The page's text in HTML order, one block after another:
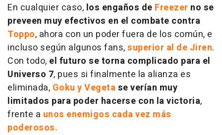
En cualquier caso, los engaños de Freezer no se
preveen muy efectivos en el combate contra
Toppo, ahora con un poder fuera de los común, e
incluso según algunos fans,superior al de Jiren.
Con todo, el futuro se torna complicado para el
Universo 7, pues si finalmente la alianza es
eliminada, Goku y Vegetase verían muy
limitados para poder hacerse con la victoria,
frente a unos enemigos cada vez más
poderosos.